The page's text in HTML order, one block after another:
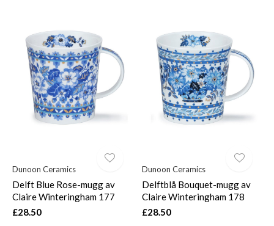
Dunoon Ceramics
Delft Blue Rose-mugg av
Claire Winteringham 177
£28.50
Dunoon Ceramics
Delftblå Bouquet-mugg av
Claire Winteringham 178
£28.50